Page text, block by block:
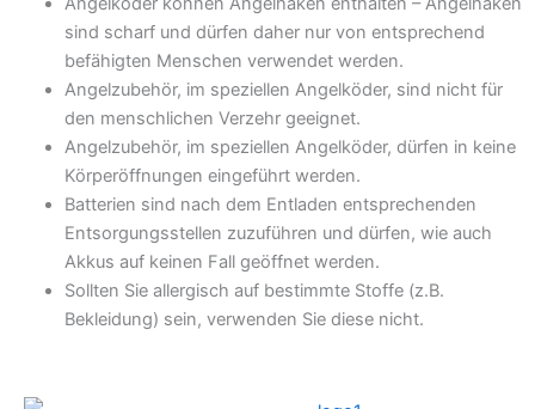
sind scharf und dürfen daher nur von entsprechend
befähigten Menschen verwendet werden.
Angelzubehör, im speziellen Angelköder, sind nicht für
den menschlichen Verzehr geeignet.
Angelzubehör, im speziellen Angelköder, dürfen in keine
Körperöffnungen eingeführt werden.
Batterien sind nach dem Entladen entsprechenden
Entsorgungsstellen zuzuführen und dürfen, wie auch
Akkus auf keinen Fall geöffnet werden.
Sollten Sie allergisch auf bestimmte Stoffe (z.B.
Bekleidung) sein, verwenden Sie diese nicht.